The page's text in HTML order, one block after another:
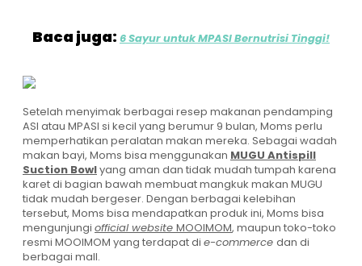
Baca juga: 6 Sayur untuk MPASI Bernutrisi Tinggi!
Setelah menyimak berbagai resep makanan pendamping
ASI atau MPASI si kecil yang berumur 9 bulan, Moms perlu
memperhatikan peralatan makan mereka. Sebagai wadah
makan bayi, Moms bisa menggunakan MUGU Antispill
Suction Bowlyang aman dan tidak mudah tumpah karena
karet di bagian bawah membuat mangkuk makan MUGU
tidak mudah bergeser. Dengan berbagai kelebihan
tersebut, Moms bisa mendapatkan produk ini, Moms bisa
mengunjungi official website MOOIMOM, maupun toko-toko
resmi MOOIMOM yang terdapat di e-commerce dan di
berbagai mall.